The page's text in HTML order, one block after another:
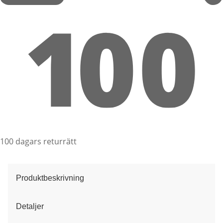
100 dagars returrätt
Produktbeskrivning
Detaljer